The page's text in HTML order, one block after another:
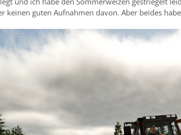
keinen guten Aufnahmen davon. Aber beides